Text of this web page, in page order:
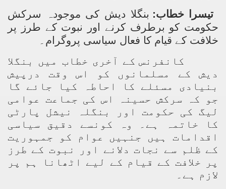
تیسرا خطاب: بنگلا دیش کی موجودہ سرکش
حکومت کو برطرف کرنے اور نبوت کے طرز پر
خلافت کے قیام کا فعال سیاسی پروگرام۔
کانفرنس کے آخری خطاب میں بنگلا
دیش کے مسلمانوں کو اس وقت درپیش
بنیادی مسئلے کا احاطہ کیا جائے گا
جو کہ سرکش حسینہ اس کی جماعت عوامی
لیگ کی حکومت اور بنگلہ نیشل پارٹی
کا خاتمہ ہے۔ وہ کونسے دقیق سیاسی
اقدامات ہیں جنہیں عوام کو جمہوریت
کے ظلم سے نجات دلانے اور نبوت کے طرز
پر خلافت کے قیام کے لیے اٹھانا ہم پر
لازم ہے۔